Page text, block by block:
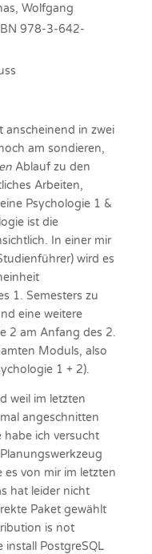
Wolfgang
978-3-642-
anscheinend in zwei
am sondieren,
Ablauf zu den
Arbeiten,
Psychologie 1 &
ist die
In einer mir
wird es
1. Semesters zu
eine weitere
2 am Anfang des 2.
Moduls, also
1 + 2).
weil im letzten
angeschnitten
habe ich versucht
es von mir im letzten
hat leider nicht
Paket gewählt
is not
install PostgreSQL